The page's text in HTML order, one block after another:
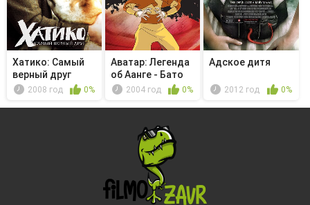
Хатико: Самый
верный друг
2008 год 0%
Аватар: Легенда
об Аанге - Бато
из пл...2004 год 0%
Адское дитя
2012 год 0%